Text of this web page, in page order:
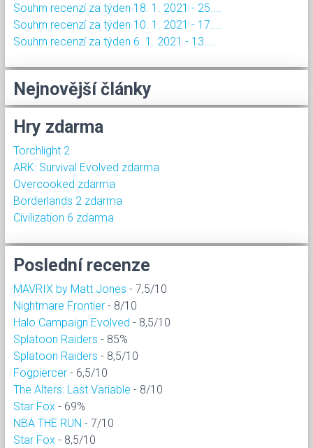
Souhrn recenzí za týden 18. 1. 2021 - 25....
Souhrn recenzí za týden 10. 1. 2021 - 17....
Souhrn recenzí za týden 6. 1. 2021 - 13....
Nejnovější články
Hry zdarma
Torchlight 2
ARK: Survival Evolved zdarma
Overcooked zdarma
Borderlands 2 zdarma
Civilization 6 zdarma
Poslední recenze
MAVRIX by Matt Jones - 7,5/10
Nightmare Frontier - 8/10
Halo Campaign Evolved - 8,5/10
Splatoon Raiders - 85%
Splatoon Raiders - 8,5/10
Fogpiercer - 6,5/10
The Alters: Last Variable - 8/10
Star Fox - 69%
NBA THE RUN - 7/10
Star Fox - 8,5/10